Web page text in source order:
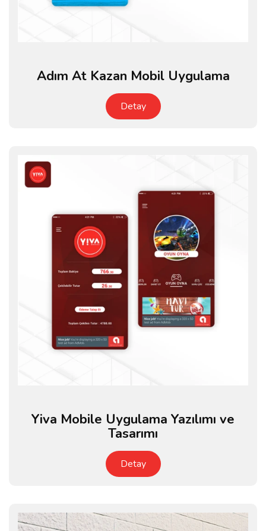
Adım At Kazan Mobil Uygulama
Detay
Yiva Mobile Uygulama Yazılımı ve
Tasarımı
Detay